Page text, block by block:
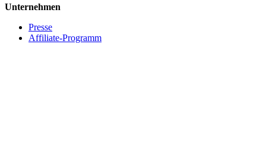
Unternehmen
Presse
Affiliate-Programm